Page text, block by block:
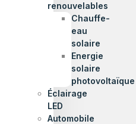
renouvelables
Chauffe-
eau
solaire
Energie
solaire
photovoltaïque
Éclairage
LED
Automobile